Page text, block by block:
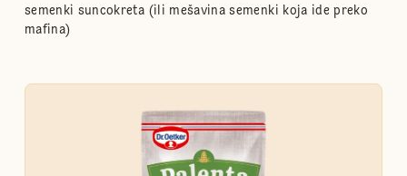
semenki suncokreta (ili mešavina semenki koja ide preko
mafina)